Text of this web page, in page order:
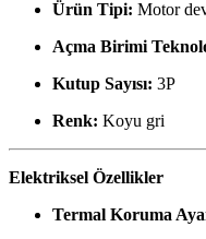
Ürün Tipi: Motor
Açma Birimi
Kutup Sayısı: 3P
Renk: Koyu gri
Elektriksel Özellikler
Termal Koruma